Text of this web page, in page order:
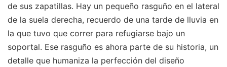
de sus zapatillas. Hay un pequeño rasguño en el lateral
de la suela derecha, recuerdo de una tarde de lluvia en
la que tuvo que correr para refugiarse bajo un
soportal. Ese rasguño es ahora parte de su historia, un
detalle que humaniza la perfección del diseño